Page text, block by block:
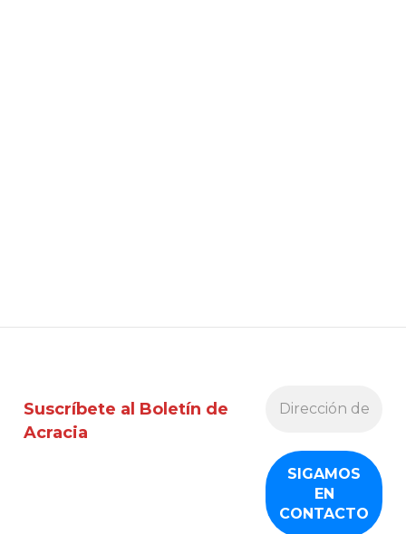
Suscríbete al Boletín de
Acracia